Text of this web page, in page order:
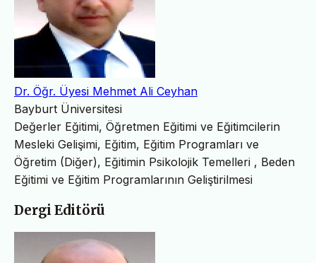
Dr. Öğr. Üyesi Mehmet Ali Ceyhan
Bayburt Üniversitesi
Değerler Eğitimi, Öğretmen Eğitimi ve Eğitimcilerin
Mesleki Gelişimi, Eğitim, Eğitim Programları ve
Öğretim (Diğer), Eğitimin Psikolojik Temelleri , Beden
Eğitimi ve Eğitim Programlarının Geliştirilmesi
Dergi Editörü